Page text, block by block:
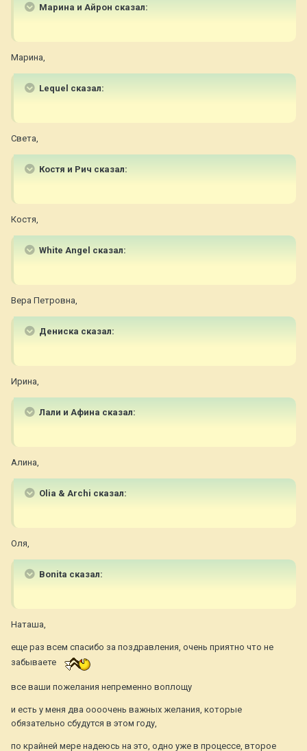
Марина и Айрон сказал:
Марина,
Lequel сказал:
Света,
Костя и Рич сказал:
Костя,
White Angel сказал:
Вера Петровна,
Дениска сказал:
Ирина,
Лали и Афина сказал:
Алина,
Olia & Archi сказал:
Оля,
Bonita сказал:
Наташа,
еще раз всем спасибо за поздравления, очень приятно что не
забываете
все ваши пожелания непременно воплощу
и есть у меня два оооочень важных желания, которые
обязательно сбудутся в этом году,
по крайней мере надеюсь на это, одно уже в процессе, второе